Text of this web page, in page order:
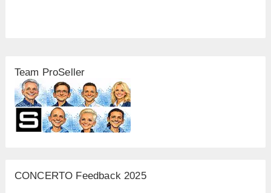
Team ProSeller
CONCERTO Feedback 2025